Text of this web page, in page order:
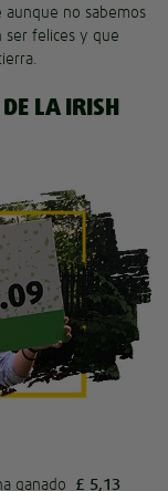
no sabemos
ser felices y que
LA IRISH
ganado £ 5,13